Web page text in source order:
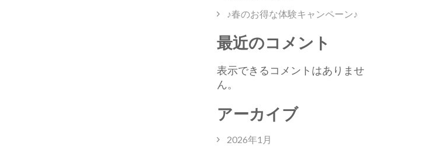
♪春のお得な体験キャンペーン♪
最近のコメント
表示できるコメントはありませ
ん。
アーカイブ
2026年1月